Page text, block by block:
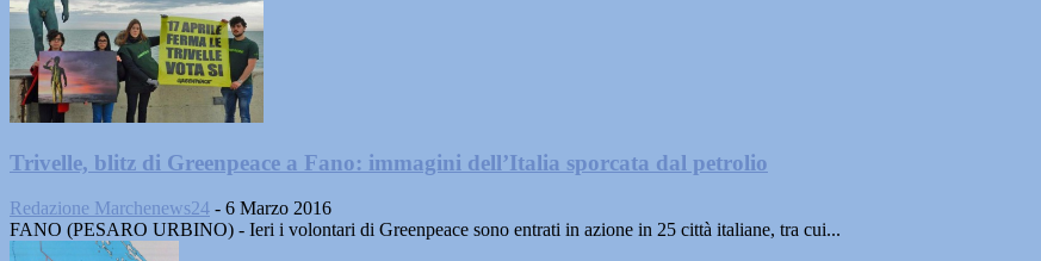
Trivelle, blitz di Greenpeace a Fano: immagini dell’Italia sporcata dal petrolio
Redazione Marchenews24 - 6 Marzo 2016
FANO (PESARO URBINO) - Ieri i volontari di Greenpeace sono entrati in azione in 25 città italiane, tra cui...